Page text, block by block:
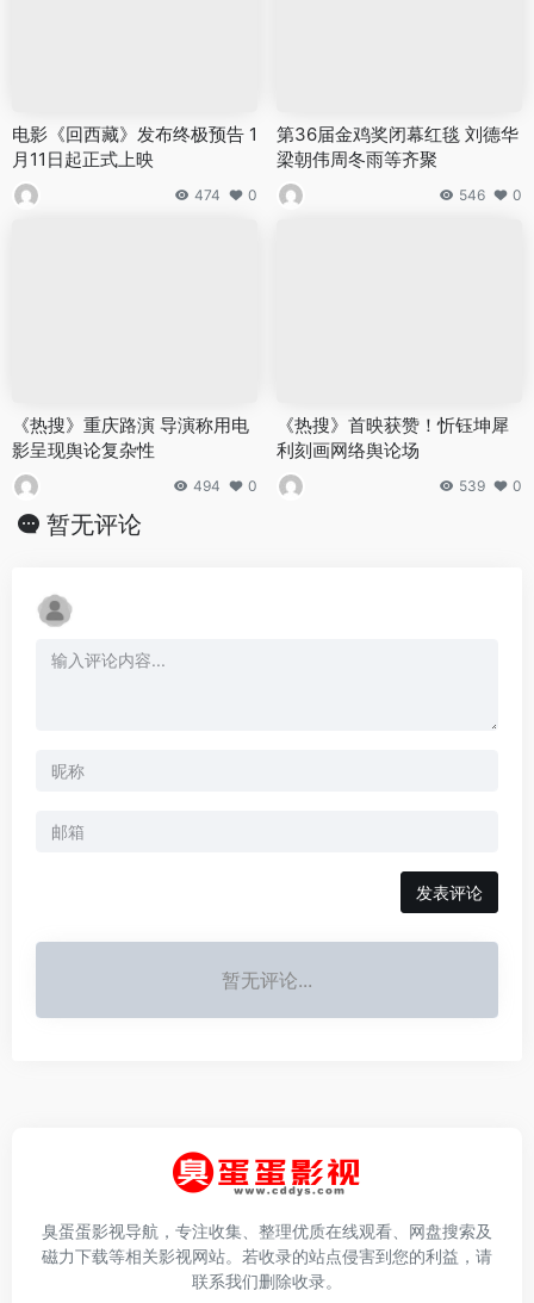
电影《回西藏》发布终极预告 1
月11日起正式上映
474 0
第36届金鸡奖闭幕红毯 刘德华
梁朝伟周冬雨等齐聚
546 0
《热搜》重庆路演 导演称用电
影呈现舆论复杂性
494 0
《热搜》首映获赞！忻钰坤犀
利刻画网络舆论场
539 0
暂无评论
发表评论
暂无评论...
臭蛋蛋影视导航，专注收集、整理优质在线观看、网盘搜索及
磁力下载等相关影视网站。若收录的站点侵害到您的利益，请
联系我们删除收录。